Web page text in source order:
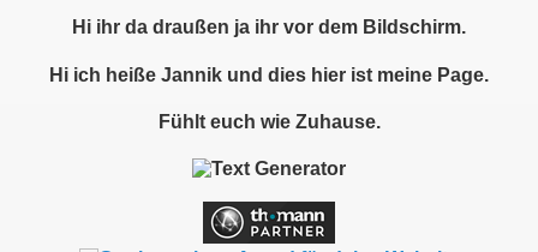
Hi ihr da draußen ja ihr vor dem Bildschirm.
Hi ich heiße Jannik und dies hier ist meine Page.
Fühlt euch wie Zuhause.